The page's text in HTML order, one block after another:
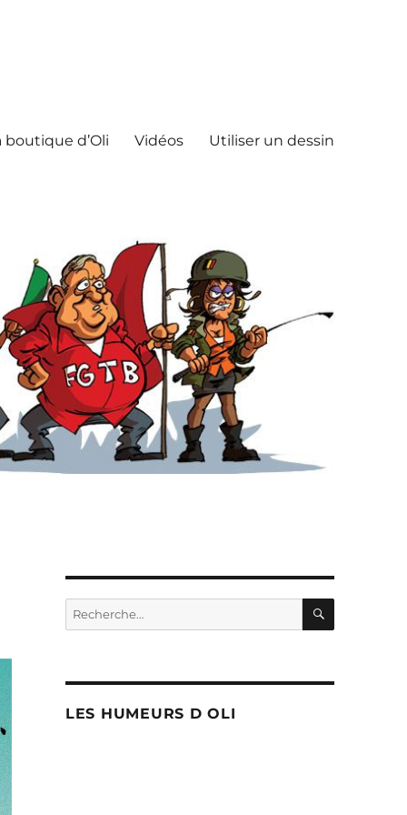
boutique d’Oli Vidéos Utiliser un dessin
Recherche
pour :
LES HUMEURS D OLI